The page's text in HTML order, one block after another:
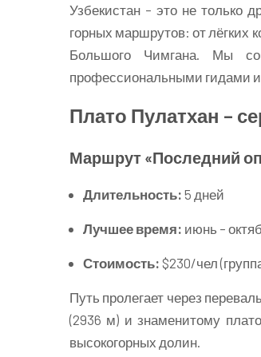
Узбекистан – это не только
горных маршрутов: от лёгких
Большого Чимгана. Мы
профессиональными гидами
Плато Пулатхан –
Маршрут «Последний
Длительность: 5 дней
Лучшее время: июнь –
Стоимость: $230/чел
Путь пролегает через
(2936 м) и знаменитому
высокогорных долин.